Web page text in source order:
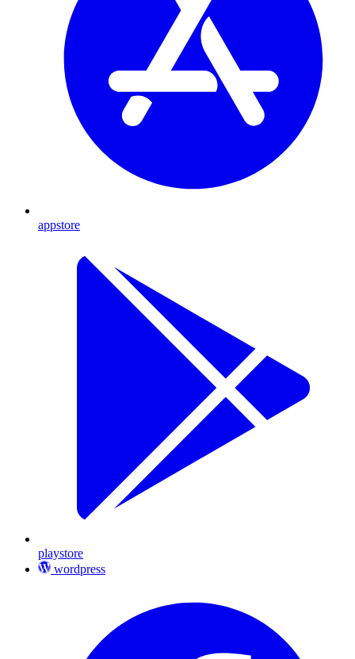
appstore
playstore
wordpress